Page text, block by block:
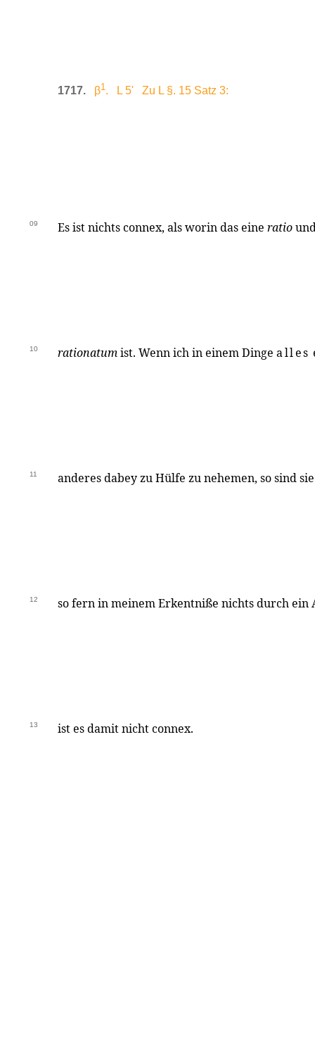
1717. β1. L 5' Zu L §. 15 Satz 3:
09 Es ist nichts connex, als worin das eine ratio
10 rationatumist. Wenn ich in einem Dinge alles
11 anderes dabey zu Hülfe zu nehemen, so sind
12 so fern in meinem Erkentniße nichts durch ein
13 ist es damit nicht connex.